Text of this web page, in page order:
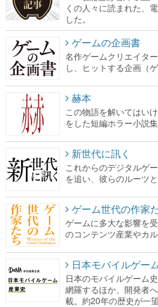
くの人々に読まれた、
した。
ゲームの企画書
名作ゲームクリエイタ
し、ヒットする企画（
赫本
この物語を解いてはい
をした短編ホラー小説集
新世代に訊く
これからのデジタルゲ
を追い、彼らのルーツ
ゲーム世代の作家
ゲームに多大な影響を
のコンテンツ産業やカ
日本モバイルゲー
日本のモバイルゲーム
網羅するほか、開発者
載。約20年の歴史が一